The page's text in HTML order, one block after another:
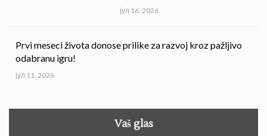
јул 16, 2026
Prvi meseci života donose prilike za razvoj kroz pažljivo
odabranu igru!
јул 11, 2026
Vaš glas